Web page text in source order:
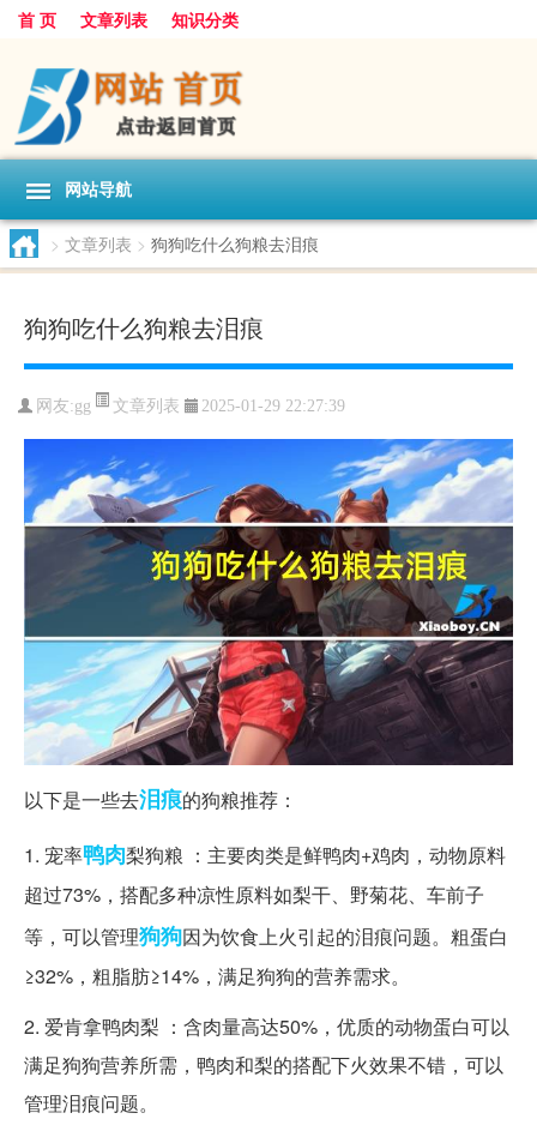
首 页 文章列表 知识分类
网站导航
> 文章列表 > 狗狗吃什么狗粮去泪痕
狗狗吃什么狗粮去泪痕
网友:gg 文章列表 2025-01-29 22:27:39
以下是一些去泪痕的狗粮推荐：
1. 宠率鸭肉梨狗粮 ：主要肉类是鲜鸭肉+鸡肉，动物原料
超过73%，搭配多种凉性原料如梨干、野菊花、车前子
等，可以管理狗狗因为饮食上火引起的泪痕问题。粗蛋白
≥32%，粗脂肪≥14%，满足狗狗的营养需求。
2. 爱肯拿鸭肉梨 ：含肉量高达50%，优质的动物蛋白可以
满足狗狗营养所需，鸭肉和梨的搭配下火效果不错，可以
管理泪痕问题。